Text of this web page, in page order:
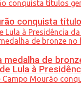
Lula à
conquista
medalha de